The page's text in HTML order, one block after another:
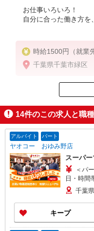
お仕事いろいろ！
自分に合った働き方
時給1500円（就業
千葉県千葉市緑区
14件のこの求人と職
アルバイト パート
ヤオコー おゆみ野店
スーパ
＜パ
日・時間
降：時給
曜＋100
時給や募
千葉
キープ